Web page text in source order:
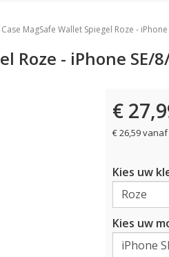
MagSafe Wallet Spiegel Roze -
Roze - iPhone SE/
€
€ 26,59
Kies uw
Kies uw